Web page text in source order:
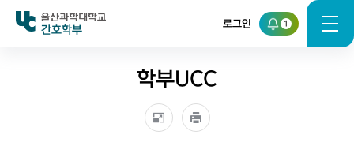
로그인 1
간호학부
학부UCC